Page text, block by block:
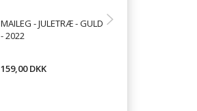
MAILEG - JULETRÆ - GULD
- 2022
159,00 DKK